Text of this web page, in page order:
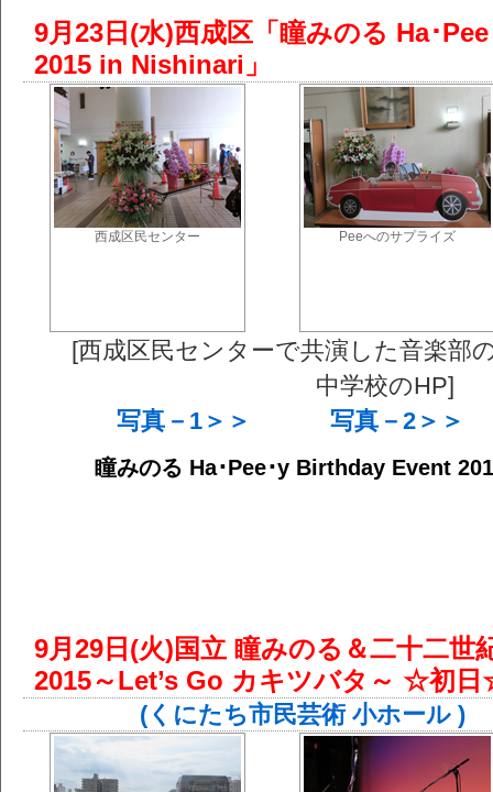
9月23日(水)西成区「瞳みのる Ha･
2015 in Nishinari」
西成区民センター Peeへのサプライズ
[西成区民センターで共演した音楽部
中学校のHP]
写真－1＞＞
写真－2＞＞
瞳みのる Ha･Pee･y Birthday Event
9月29日(火)国立 瞳みのる＆二十二世
2015～Let’s Go カキツバタ～ ☆初
(くにたち市民芸術 小ホール )